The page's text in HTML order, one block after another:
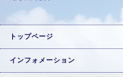
トップページ
インフォメーション